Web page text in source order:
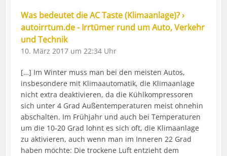
Was bedeutet die AC Taste (Klimaanlage)? ›
autoirrtum.de - Irrtümer rund um Auto, Verkehr
und Technik
10. März 2017 um 22:34 Uhr
[…] Im Winter muss man bei den meisten Autos,
insbesondere mit Klimaautomatik, die Klimaanlage
nicht extra deaktivieren, da die Kühlkompressoren
sich unter 4 Grad Außentemperaturen meist ohnehin
abschalten. Im Frühjahr und auch bei Temperaturen
um die 10-20 Grad lohnt es sich oft, die Klimaanlage
zu aktivieren, auch wenn man im Inneren 22 Grad
haben möchte: Die trockene Luft entzieht dem